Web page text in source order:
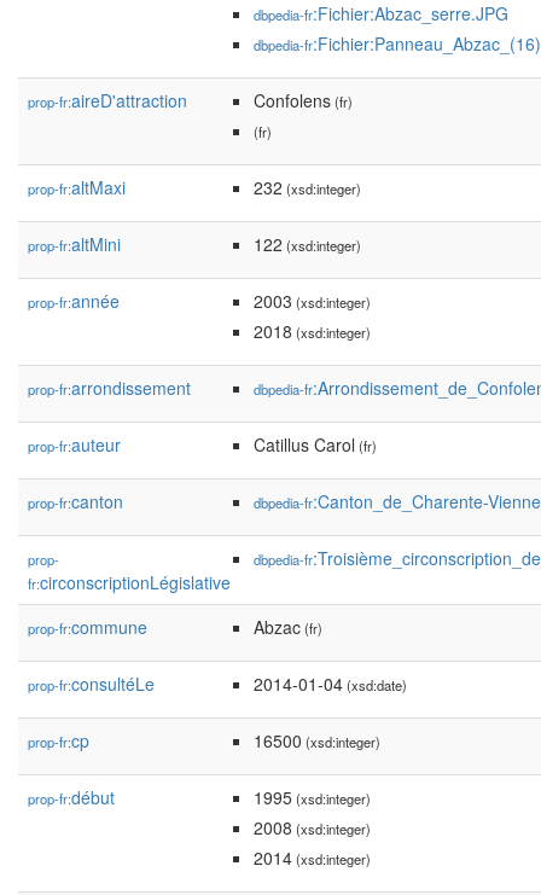
dbpedia-fr:Fichier:Abzac_serre.JPG
dbpedia-fr
prop-fr:aireD'attraction Confolens(fr)
(fr)
prop-fr:altMaxi 232 (xsd:integer)
prop-fr:altMini 122 (xsd:integer)
prop-fr:année 2003 (xsd:integer)
2018 (xsd:integer)
prop-fr:arrondissement dbpedia-fr
prop-fr:auteur Catillus Carol (fr)
prop-fr:canton dbpedia-fr:Canton_de_Charente-Vienne
prop-
fr:circonscriptionLégislative
dbpedia-fr
prop-fr:commune Abzac(fr)
prop-fr:consultéLe 2014-01-04(xsd:date)
prop-fr:cp 16500 (xsd:integer)
prop-fr:début 1995(xsd:integer)
2008 (xsd:integer)
2014(xsd:integer)